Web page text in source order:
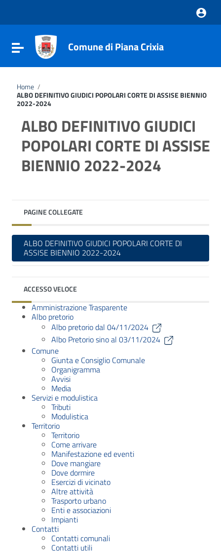
Vai al footer
Attiva / disattiva la navigazione
Comune di Piana Crixia
Home /
ALBO DEFINITIVO GIUDICI POPOLARI CORTE DI ASSISE BIENNIO
2022-2024
ALBO DEFINITIVO GIUDICI
POPOLARI CORTE DI ASSISE
BIENNIO 2022-2024
PAGINE COLLEGATE
ALBO DEFINITIVO GIUDICI POPOLARI CORTE DI
ASSISE BIENNIO 2022-2024
ACCESSO VELOCE
Amministrazione Trasparente
Albo pretorio
Albo pretorio dal 04/11/2024
Albo Pretorio sino al 03/11/2024
Comune
Giunta e Consiglio Comunale
Organigramma
Avvisi
Media
Servizi e modulistica
Tributi
Modulistica
Territorio
Territorio
Come arrivare
Manifestazione ed eventi
Dove mangiare
Dove dormire
Esercizi di vicinato
Altre attività
Trasporto urbano
Enti e associazioni
Impianti
Contatti
Contatti comunali
Contatti utili